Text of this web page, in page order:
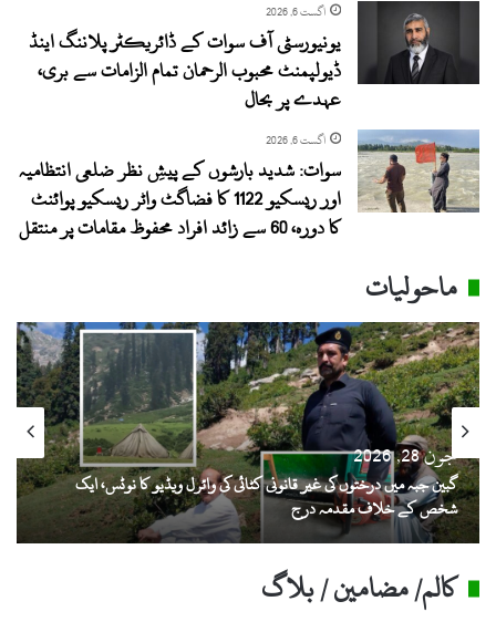
اگست 6, 2026
یونیورسٹی آف سوات کے ڈائریکٹر پلاننگ اینڈ
ڈیولپمنٹ محبوب الرحمان تمام الزامات سے بری،
عہدے پر بحال
اگست 6, 2026
سوات: شدید بارشوں کے پیشِ نظر ضلعی انتظامیہ
اور ریسکیو 1122 کا فضاگٹ واٹر ریسکیو پوائنٹ
کا دورہ، 60 سے زائد افراد محفوظ مقامات پر منتقل
ماحولیات
جون 28, 2026
گبین جبہ میں درختوں کی غیر قانونی کٹائی کی وائرل ویڈیو کا نوٹس، ایک
شخص کے خلاف مقدمہ درج
کالم/ مضامین / بلاگ